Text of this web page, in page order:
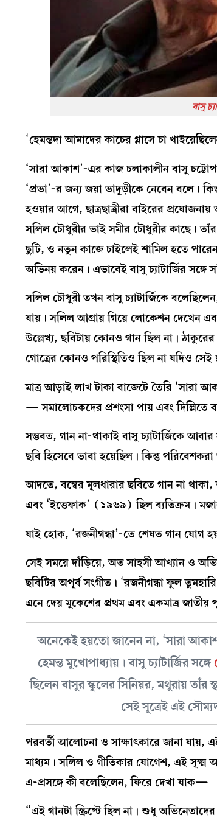
বাসু
‘হেমন্তদা আমাদের কাচের গ্লাসে চা
‘সারা আকাশ’-এর কাজ চলাকালীন বাসু
‘প্রভা’-র জন্য জয়া ভাদুড়ীকে নেবেন বলে।
হওয়ার আগে, ছাত্রছাত্রীরা বাইরের
সলিল চৌধুরীর ভাই সমীর চৌধুরীর কাছে।
ছুটি, ও নতুন কাজে চাইলেই শামিল হতে
অভিনয় করেন। এভাবেই বাসু চ্যাটার্জির সঙ্গে
সলিল চৌধুরী তখন বাসু চ্যাটার্জিকে
যায়। সলিল আগ্রায় গিয়ে লোকেশন দেখেন
উল্লেখ্য, ছবিটায় কোনও গান ছিল না।
গোত্রের কোনও পরিস্থিতিও ছিল না যদিও সেই
মাত্র আড়াই লাখ টাকা বাজেটে তৈরি ‘সারা
— সমালোচকদের প্রশংসা পায় এবং দিল্লিতে
সম্ভবত, গান না-থাকাই বাসু চ্যাটার্জিকে
ছবি হিসেবে ভাবা হয়েছিল। কিন্তু
আদতে, বম্বের মূলধারার ছবিতে গান না
এবং ‘ইত্তেফাক’ (১৯৬৯) ছিল ব্যতিক্রম।
যাই হোক, ‘রজনীগন্ধা’-তে শেষত গান যোগ
সেই সময়ে দাঁড়িয়ে, অত সাহসী আখ্যান ও
ছবিটির অপূর্ব সংগীত। ‘রজনীগন্ধা ফুল
এনে দেয় মুকেশের প্রথম এবং একমাত্র জাতীয়
অনেকেই হয়তো জানেন না, ‘সারা
হেমন্ত মুখোপাধ্যায়। বাসু চ্যাটার্জির সঙ্গে
ছিলেন বাসুর স্কুলের সিনিয়র, মথুরায় তাঁর
সেই সূত্রেই এই
পরবর্তী আলোচনা ও সাক্ষাৎকারে জানা
মাধ্যম। সলিল ও গীতিকার যোগেশ, এই সূক্ষ্ম
এ-প্রসঙ্গে কী বলেছিলেন, ফিরে দেখা যাক—
“এই গানটা স্ক্রিপ্টে ছিল না। শুধু